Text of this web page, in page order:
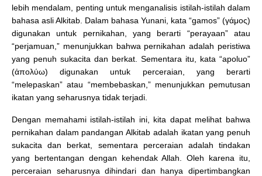
lebih mendalam, penting untuk menganalisis istilah-istilah dalam
bahasa asli Alkitab. Dalam bahasa Yunani, kata “gamos” (γάμος)
digunakan untuk pernikahan, yang berarti “perayaan” atau
“perjamuan,” menunjukkan bahwa pernikahan adalah peristiwa
yang penuh sukacita dan berkat. Sementara itu, kata “apoluo”
(ἀπολύω) digunakan untuk perceraian, yang berarti
“melepaskan” atau “membebaskan,” menunjukkan pemutusan
ikatan yang seharusnya tidak terjadi.
Dengan memahami istilah-istilah ini, kita dapat melihat bahwa
pernikahan dalam pandangan Alkitab adalah ikatan yang penuh
sukacita dan berkat, sementara perceraian adalah tindakan
yang bertentangan dengan kehendak Allah. Oleh karena itu,
perceraian seharusnya dihindari dan hanya dipertimbangkan